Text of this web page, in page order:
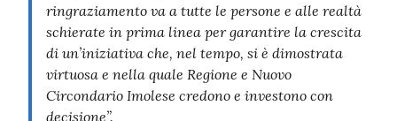
ringraziamento va a tutte le persone e alle realtà
schierate in prima linea per garantire la crescita
di un’iniziativa che, nel tempo, si è dimostrata
virtuosa e nella quale Regione e Nuovo
Circondario Imolese credono e investono con
decisione”.